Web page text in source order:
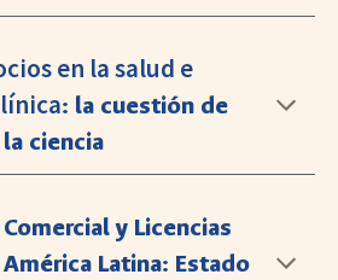
en la salud e
: la cuestión de
ciencia
y Licencias
Latina: Estado